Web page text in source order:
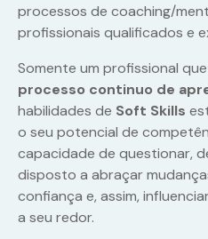
processos de coaching/
profissionais qualificados e
Somente um profissional
processo continuo de
habilidades de Soft Skills
o seu potencial de
capacidade de questionar,
disposto a abraçar
confiança e, assim,
a seu redor.